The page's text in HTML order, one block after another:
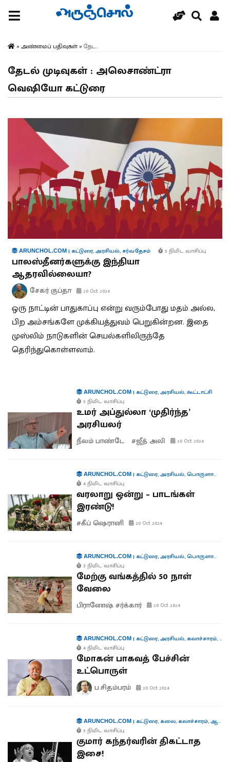
» அண்மைப் பதிவுகள்» தேட...
தேடல் முடிவுகள் : அலெசாண்ட்ரா
வெஷியோ கட்டுரை
ARUNCHOL.COM | கட்டுரை,அரசியல், சர்வதேசம் 5 நிமிட வாசிப்பு
பாலஸ்தீனர்களுக்கு இந்தியா
ஆதரவில்லையா?
சேகர் குப்தா 20 Oct 2024
ஒரு நாட்டின் பாதுகாப்பு என்று வரும்போது மதம் அல்ல,
பிற அம்சங்களே முக்கியத்துவம் பெறுகின்றன. இதை
முஸ்லிம் நாடுகளின் செயல்களிலிருந்தே
தெரிந்துகொள்ளலாம்.
ARUNCHOL.COM| கட்டுரை,அரசியல்,கூட்டாட்சி
5 நிமிட வாசிப்பு
உமர் அப்துல்லா ‘முதிர்ந்த’
அரசியலர்
நீலம் பாண்டே சஜீத் அலி 20 Oct 2024
ARUNCHOL.COM| கட்டுரை,அரசியல்,பொருளாதாரம்
4 நிமிட வாசிப்பு
வரலாறு ஒன்று – பாடங்கள்
இரண்டு!
சகீப் ஷெரானி 20 Oct 2024
ARUNCHOL.COM| கட்டுரை,அரசியல்,பொருளாதாரம்
3 நிமிட வாசிப்பு
மேற்கு வங்கத்தில் 50 நாள்
வேலை
பிராணேஷ் சர்க்கார் 20 Oct 2024
ARUNCHOL.COM| கட்டுரை,அரசியல், கலாச்சாரம்,
4 நிமிட வாசிப்பு
மோகன் பாகவத் பேச்சின்
உட்பொருள்
ப.சிதம்பரம் 20 Oct 2024
ARUNCHOL.COM| கட்டுரை, கலை, கலாச்சாரம்,ஆளுமைகள்
5 நிமிட வாசிப்பு
குமார் கந்தர்வரின் திகட்டாத
இசை!